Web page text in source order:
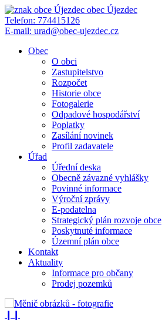
obec Újezdec
Telefon: 774415126
E-mail: urad@obec-ujezdec.cz
Obec
O obci
Zastupitelstvo
Rozpočet
Historie obce
Fotogalerie
Odpadové hospodářství
Poplatky
Zasílání novinek
Profil zadavatele
Úřad
Úřední deska
Obecně závazné vyhlášky
Povinné informace
Výroční zprávy
E-podatelna
Strategický plán rozvoje obce
Poskytnuté informace
Územní plán obce
Kontakt
Aktuality
Informace pro občany
Prodej pozemků